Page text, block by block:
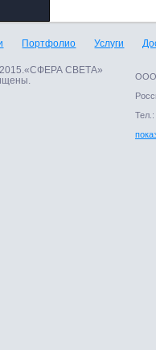
Портфолио Услуги
СВЕТА»
ООО